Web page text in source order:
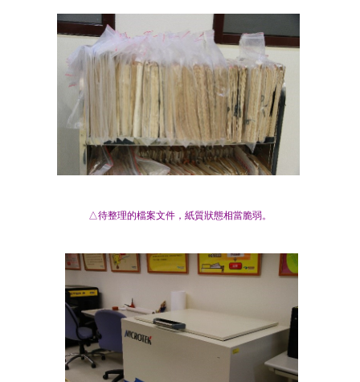
△待整理的檔案文件，紙質狀態相當脆弱。